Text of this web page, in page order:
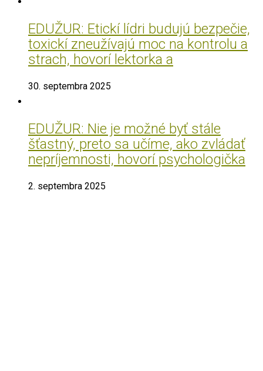
EDUŽUR: Etickí lídri budujú bezpečie,
toxickí zneužívajú moc na kontrolu a
strach, hovorí lektorka a
30. septembra 2025
EDUŽUR: Nie je možné byť stále
šťastný, preto sa učíme, ako zvládať
nepríjemnosti, hovorí psychologička
2. septembra 2025